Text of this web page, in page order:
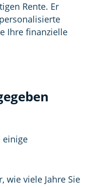
Rente. Er
Ihre finanzielle
einige
wie viele Jahre Sie